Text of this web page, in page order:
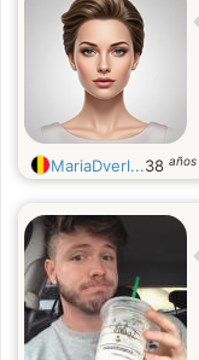
MariaDverl...38 años